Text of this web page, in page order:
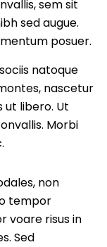
sem sit
sed augue.
posuer.
natoque
nascetur
ut libero. Ut
Morbi
non
tempor
voare risus in
Sed